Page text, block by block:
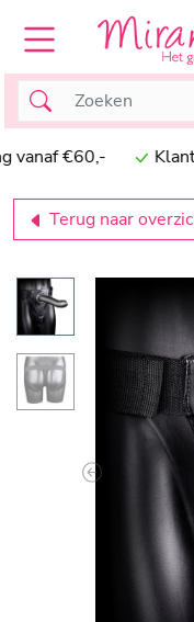
€60,- Klanten
Terug naar
Previous